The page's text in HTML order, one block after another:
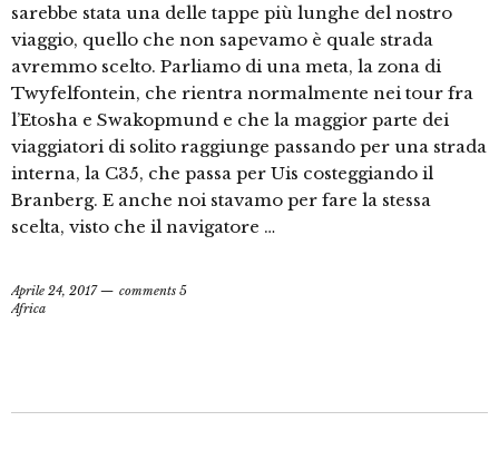
sarebbe stata una delle tappe più lunghe del nostro
viaggio, quello che non sapevamo è quale strada
avremmo scelto. Parliamo di una meta, la zona di
Twyfelfontein, che rientra normalmente nei tour fra
l’Etosha e Swakopmund e che la maggior parte dei
viaggiatori di solito raggiunge passando per una strada
interna, la C35, che passa per Uis costeggiando il
Branberg. E anche noi stavamo per fare la stessa
scelta, visto che il navigatore …
Aprile 24, 2017
comments 5
Africa